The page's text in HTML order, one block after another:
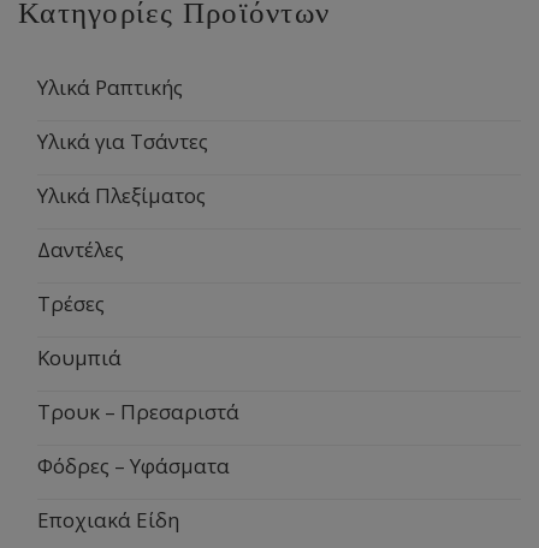
Κατηγορίες Προϊόντων
Υλικά Ραπτικής
Υλικά για Τσάντες
Υλικά Πλεξίματος
Δαντέλες
Τρέσες
Κουμπιά
Τρουκ – Πρεσαριστά
Φόδρες – Υφάσματα
Εποχιακά Είδη